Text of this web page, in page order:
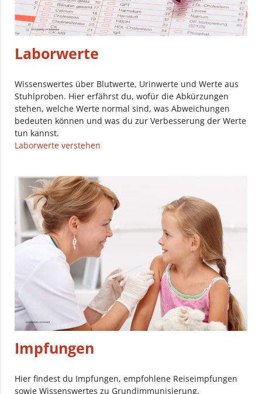
Laborwerte
Wissenswertes über Blutwerte, Urinwerte und Werte aus
Stuhlproben. Hier erfährst du, wofür die Abkürzungen
stehen, welche Werte normal sind, was Abweichungen
bedeuten können und was du zur Verbesserung der Werte
tun kannst.
Laborwerte verstehen
Impfungen
Hier findest du Impfungen, empfohlene Reiseimpfungen
sowie Wissenswertes zu Grundimmunisierung,